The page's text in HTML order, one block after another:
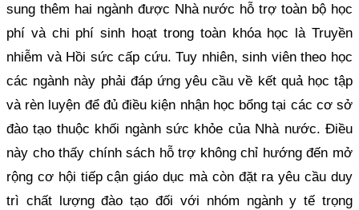
sung thêm hai ngành được Nhà nước hỗ trợ toàn bộ học
phí và chi phí sinh hoạt trong toàn khóa học là Truyền
nhiễm và Hồi sức cấp cứu. Tuy nhiên, sinh viên theo học
các ngành này phải đáp ứng yêu cầu về kết quả học tập
và rèn luyện để đủ điều kiện nhận học bổng tại các cơ sở
đào tạo thuộc khối ngành sức khỏe của Nhà nước. Điều
này cho thấy chính sách hỗ trợ không chỉ hướng đến mở
rộng cơ hội tiếp cận giáo dục mà còn đặt ra yêu cầu duy
trì chất lượng đào tạo đối với nhóm ngành y tế trọng